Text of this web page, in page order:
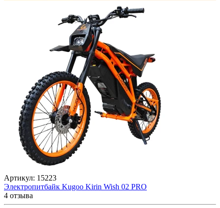
Артикул: 15223
Электропитбайк Kugoo Kirin Wish 02 PRO
4 отзыва